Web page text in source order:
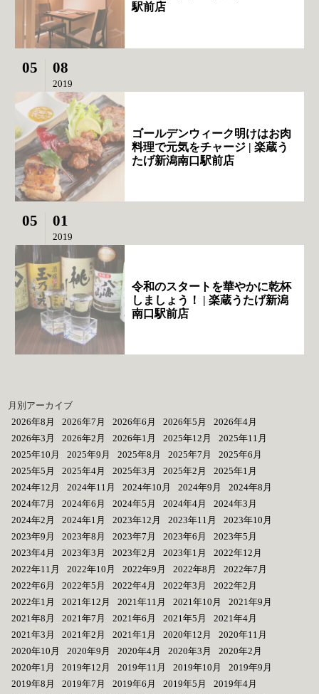
駅前店
05 08
2019
ゴールデンウィーク明けはお肉
料理で元気をチャージ | 楽蔵う
たげ新潟南口駅前店
05 01
2019
令和のスタートを華やかに乾杯
しましょう！ | 楽蔵うたげ新潟
南口駅前店
月別アーカイブ
2026年8月
2026年7月 2026年6月 2026年5月
2026年4月
2026年3月
2026年2月 2026年1月 2025年12月
2025年11月
2025年10月
2025年9月 2025年8月 2025年7月
2025年6月
2025年5月
2025年4月 2025年3月 2025年2月
2025年1月
2024年12月
2024年11月 2024年10月 2024年9月
2024年8月
2024年7月
2024年6月 2024年5月 2024年4月
2024年3月
2024年2月
2024年1月 2023年12月 2023年11月
2023年10月
2023年9月
2023年8月 2023年7月 2023年6月
2023年5月
2023年4月
2023年3月 2023年2月 2023年1月
2022年12月
2022年11月
2022年10月 2022年9月 2022年8月
2022年7月
2022年6月
2022年5月 2022年4月 2022年3月
2022年2月
2022年1月
2021年12月 2021年11月 2021年10月
2021年9月
2021年8月
2021年7月 2021年6月 2021年5月
2021年4月
2021年3月
2021年2月 2021年1月 2020年12月
2020年11月
2020年10月
2020年9月 2020年4月 2020年3月
2020年2月
2020年1月
2019年12月 2019年11月 2019年10月
2019年9月
2019年8月
2019年7月 2019年6月 2019年5月
2019年4月